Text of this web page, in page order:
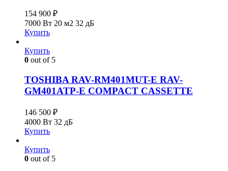
154 900 ₽
7000 Вт 20 м2 32 дБ
Купить
Купить
0 out of 5
TOSHIBA RAV-RM401MUT-E RAV-
GM401ATP-E COMPACT CASSETTE
146 500 ₽
4000 Вт 32 дБ
Купить
Купить
0 out of 5